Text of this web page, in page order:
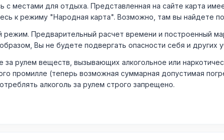
с местами для отдыха. Представленная на сайте карта
к режиму "Народная карта". Возможно, там вы найдете
Предварительный расчет времени и построенный
Вы не будете подвергать опасности себя и других
за рулем веществ, вызывающих алкогольное или
промилле (теперь возможная суммарная допустимая
алкоголь за рулем строго запрещено.